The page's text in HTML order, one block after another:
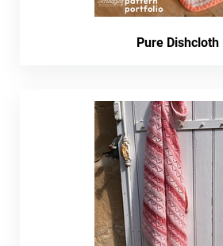
Pure Dishcloth